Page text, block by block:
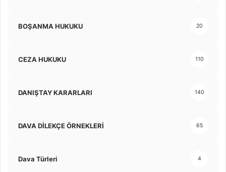
BOŞANMA HUKUKU 20
CEZA HUKUKU 110
DANIŞTAY KARARLARI 140
DAVA DİLEKÇE ÖRNEKLERİ 65
Dava Türleri 4